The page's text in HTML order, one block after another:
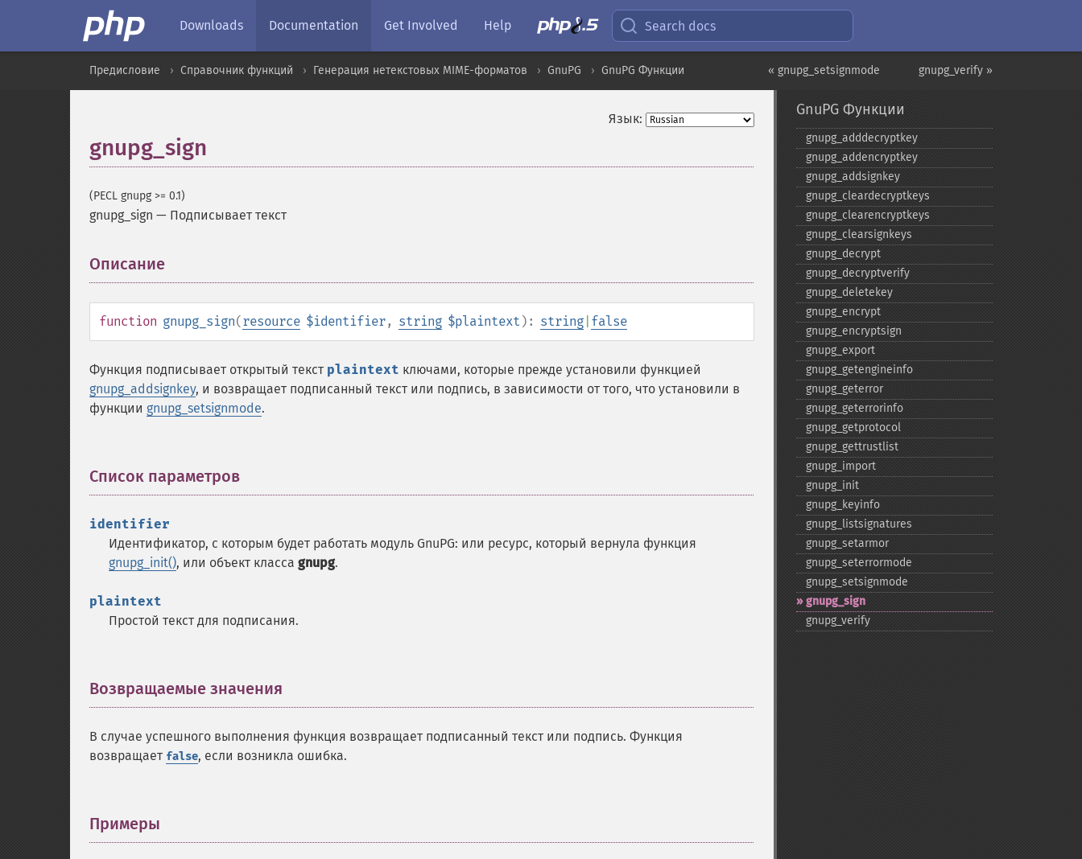
Downloads Documentation Get Involved Help Search docs
gnupg_verify »
« gnupg_setsignmode
Предисловие Справочник функций Генерация нетекстовых MIME-форматов GnuPG GnuPG Функции
Язык:
gnupg_sign
(PECL gnupg >= 0.1)
gnupg_sign — Подписывает текст
Описание
function gnupg_sign(resource $identifier, string $plaintext ): string false
Функция подписывает открытый текст plaintext ключами, которые прежде установили функцией
gnupg_addsignkey, и возвращает подписанный текст или подпись, в зависимости от того, что установили в
функции gnupg_setsignmode.
Список параметров
identifier
Идентификатор, с которым будет работать модуль GnuPG: или ресурс, который вернула функция
gnupg_init(), или объект класса gnupg.
plaintext
Простой текст для подписания.
Возвращаемые значения
В случае успешного выполнения функция возвращает подписанный текст или подпись. Функция
возвращает false, если возникла ошибка.
Примеры
GnuPG Функции
gnupg_​adddecryptkey
gnupg_​addencryptkey
gnupg_​addsignkey
gnupg_​cleardecryptkeys
gnupg_​clearencryptkeys
gnupg_​clearsignkeys
gnupg_​decrypt
gnupg_​decryptverify
gnupg_​deletekey
gnupg_​encrypt
gnupg_​encryptsign
gnupg_​export
gnupg_​getengineinfo
gnupg_​geterror
gnupg_​geterrorinfo
gnupg_​getprotocol
gnupg_​gettrustlist
gnupg_​import
gnupg_​init
gnupg_​keyinfo
gnupg_​listsignatures
gnupg_​setarmor
gnupg_​seterrormode
gnupg_​setsignmode
gnupg_​sign
gnupg_​verify